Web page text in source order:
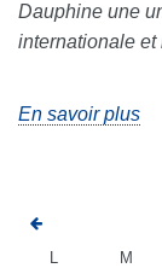
Dauphine une
internationale et
En savoir plus
M